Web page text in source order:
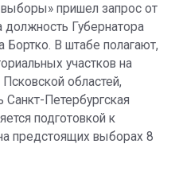
пришел запрос от
Губернатора
Бортко. В штабе полагают,
участков на
областей,
Петербургская
подготовкой к
предстоящих выборах 8